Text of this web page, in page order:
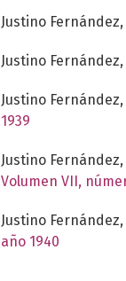
Justino Fernández,
Justino Fernández,
Justino Fernández,
1939
Justino Fernández,
Volumen VII,
Justino Fernández,
año 1940